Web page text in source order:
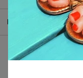
Pao